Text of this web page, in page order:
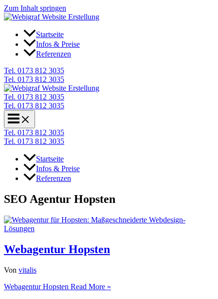
Zum Inhalt springen
Startseite
Infos & Preise
Referenzen
Tel. 0173 812 3035
Tel. 0173 812 3035
Tel. 0173 812 3035
Tel. 0173 812 3035
Tel. 0173 812 3035
Tel. 0173 812 3035
Startseite
Infos & Preise
Referenzen
SEO Agentur Hopsten
Webagentur Hopsten
Von vitalis
Webagentur Hopsten Read More »